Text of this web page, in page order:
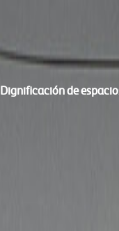
Dignificación de